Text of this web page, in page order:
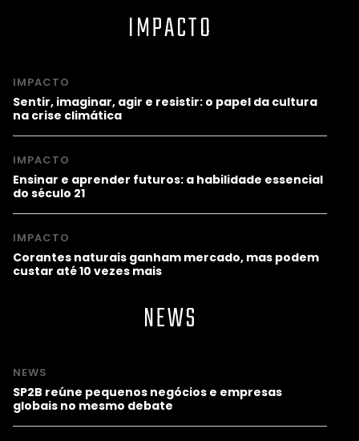
IMPACTO
IMPACTO
Sentir, imaginar, agir e resistir: o papel da cultura
na crise climática
IMPACTO
Ensinar e aprender futuros: a habilidade essencial
do século 21
IMPACTO
Corantes naturais ganham mercado, mas podem
custar até 10 vezes mais
NEWS
NEWS
SP2B reúne pequenos negócios e empresas
globais no mesmo debate